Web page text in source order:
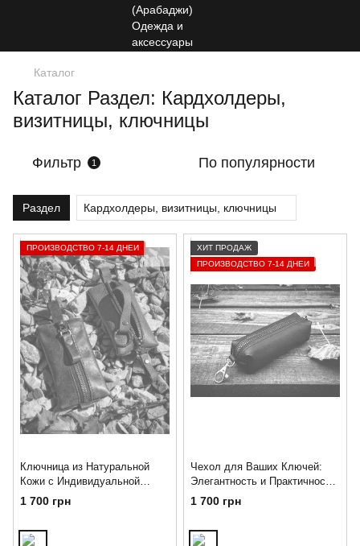
Каталог
Каталог Раздел: Кардхолдеры,
визитницы, ключницы
Фильтр 1 По популярности
Раздел Кардхолдеры, визитницы, ключницы
ПРОИЗВОДСТВО 7-14 ДНЕЙ
Ключница из Натуральной
Кожи с Индивидуальной
Гравировкой: Ваши Ключи в
Уникальном Стиле
1 700 грн
ХИТ ПРОДАЖ
ПРОИЗВОДСТВО 7-14 ДНЕЙ
Чехол для Ваших Ключей:
Элегантность и Практичность
в Одном
1 700 грн